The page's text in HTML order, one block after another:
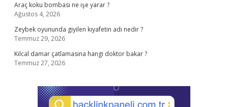
Araç koku bombası ne işe yarar ?
Ağustos 4, 2026
Zeybek oyununda giyilen kıyafetin adı nedir ?
Temmuz 29, 2026
Kılcal damar çatlamasına hangi doktor bakar ?
Temmuz 27, 2026